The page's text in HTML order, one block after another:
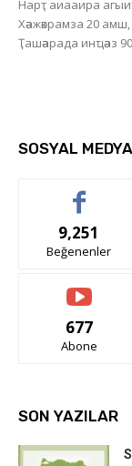
Нарҭ аиааира
Хәажәкрамза 20
Ҭашәарада инҵәаз
SOSYAL
9,251
Beğenenler
677
Abone
SON YAZILAR